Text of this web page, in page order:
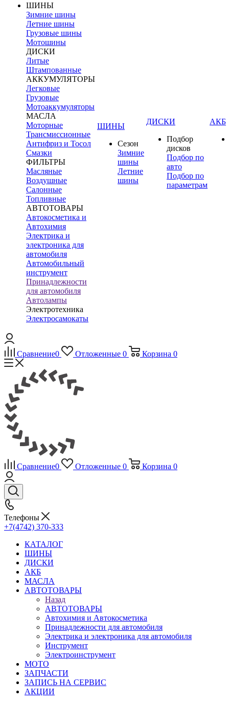
ШИНЫ
Зимние шины
Летние шины
Грузовые шины
Мотошины
ДИСКИ
Литые
Штампованные
АККУМУЛЯТОРЫ
Легковые
Грузовые
Мотоаккумуляторы
МАСЛА
Моторные
Трансмиссионные
Антифриз и Тосол
Смазки
ФИЛЬТРЫ
Масляные
Воздушные
Салонные
Топливные
АВТОТОВАРЫ
Автокосметика и
Автохимия
Электрика и
электроника для
автомобиля
Автомобильный
инструмент
Принадлежности
для автомобиля
Автолампы
Электротехника
Электросамокаты
ШИНЫ
Сезон
Зимние
шины
Летние
шины
ДИСКИ
Подбор
дисков
Подбор по
авто
Подбор по
параметрам
АКБ
Сравнение0 Отложенные 0 Корзина 0
Сравнение0 Отложенные 0 Корзина 0
Телефоны
+7(4742) 370-333
КАТАЛОГ
ШИНЫ
ДИСКИ
АКБ
МАСЛА
АВТОТОВАРЫ
Назад
АВТОТОВАРЫ
Автохимия и Автокосметика
Принадлежности для автомобиля
Электрика и электроника для автомобиля
Инструмент
Электроинструмент
МОТО
ЗАПЧАСТИ
ЗАПИСЬ НА СЕРВИС
АКЦИИ